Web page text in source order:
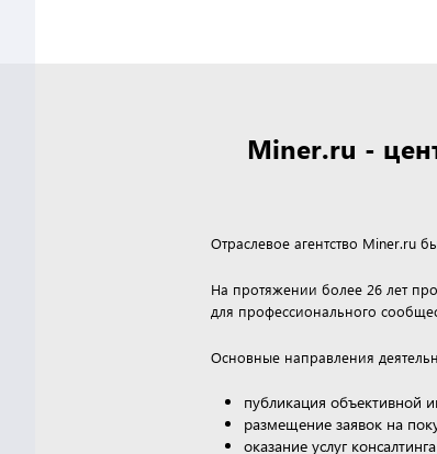
Miner.ru -
Отраслевое агентство Miner.ru
На протяжении более 26 лет
для профессионального
Основные направления
публикация объективной
размещение заявок на
оказание услуг